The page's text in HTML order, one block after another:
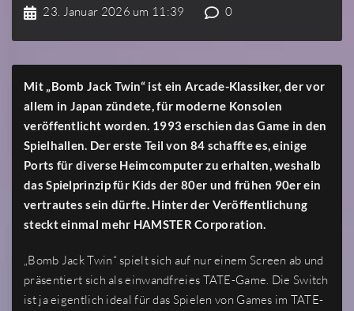
23. Januar 2026 um 11:39 0
Mit „Bomb Jack Twin“ ist ein Arcade-Klassiker, der vor
allem in Japan zündete, für moderne Konsolen
veröffentlicht worden. 1993 erschien das Game in den
Spielhallen. Der erste Teil von 84 schaffte es, einige
Ports für diverse Heimcomputer zu erhalten, weshalb
das Spielprinzip für Kids der 80er und frühen 90er ein
vertrautes sein dürfte. Hinter der Veröffentlichung
steckt einmal mehr HAMSTER Corporation.
„Bomb Jack Twin“ spielt sich auf nur einem Screen ab und
präsentiert sich als einwandfreies TATE-Game. Die Switch
ist ja eigentlich ideal für das Spielen von Games im TATE-